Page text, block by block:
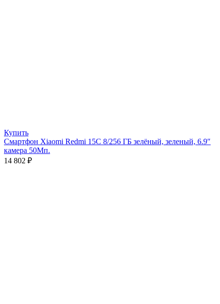
Купить
Смартфон Xiaomi Redmi 15C 8/256 ГБ зелёный, зеленый, 6.9″
камера 50Мп.
14 802 ₽